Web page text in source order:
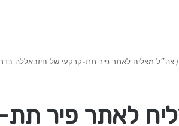
/ צה״ל מצליח לאתר פיר תת-קרקעי של חיזבאללה
לאתר פיר